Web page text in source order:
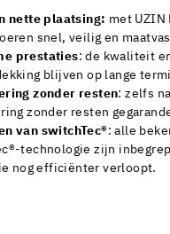
nette plaatsing: met UZIN
snel, veilig en
prestaties: de kwaliteit
blijven op lange
zonder resten: zelfs
zonder resten
van switchTec® : alle
technologie zijn
nog efficiënter verloopt.